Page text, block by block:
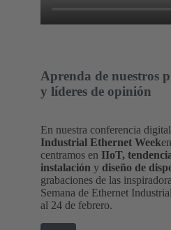
Aprenda de nuestros
y líderes de opinión
En nuestra conferencia
Industrial Ethernet Week
centramos en IIoT,
instalación y diseño de
grabaciones de las
Semana de Ethernet
al 24 de febrero.